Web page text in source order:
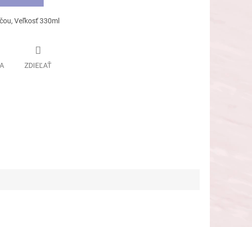
Veľkosť 330ml
ZDIEĽAŤ